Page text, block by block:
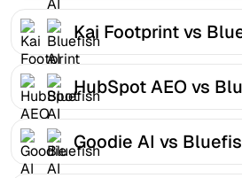
Kai Footprint vs
HubSpot AEO vs
Goodie AI vs